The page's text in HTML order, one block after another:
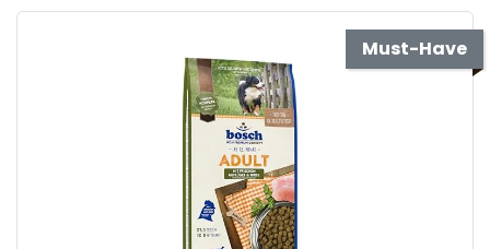
Must-Have